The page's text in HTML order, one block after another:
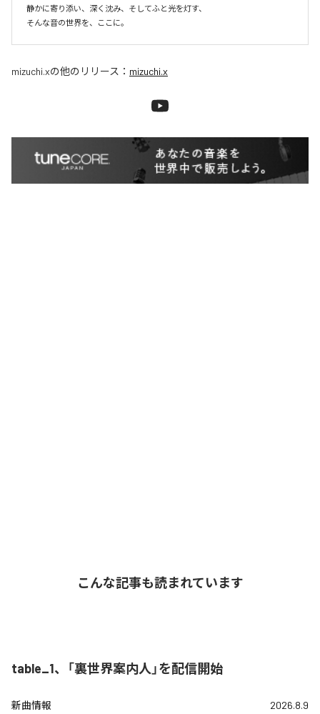
静かに寄り添い、深く沈み、そしてふと光を灯す、
そんな音の世界を、ここに。
mizuchi.xの他のリリース： mizuchi.x
こんな記事も読まれています
table_1、「裏世界案内人」を配信開始
新曲情報 2026.8.9